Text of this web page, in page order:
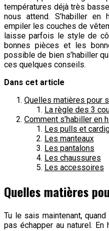
températures déjà très
nous attend. S’habiller
empiler les couches de
laisse parfois le style de
bonnes pièces et les
possible de bien s’habiller
ces quelques conseils.
Dans cet article
Quelles matières pour
La règle des 3
Comment s’habiller en
Les pulls et
Les manteaux
Les pantalons
Les chaussures
Les accessoires
Quelles matières
Tu le sais maintenant,
pas échapper au naturel. En